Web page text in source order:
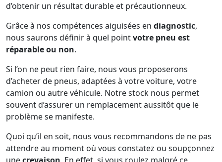
d’obtenir un résultat durable et précautionneux.
Grâce à nos compétences aiguisées en diagnostic,
nous saurons définir à quel pointvotre pneu est
réparable ou non.
Si l’on ne peut rien faire, nous vous proposerons
d’acheter de pneus, adaptées à votre voiture, votre
camion ou autre véhicule. Notre stock nous permet
souvent d’assurer un remplacement aussitôt que le
problème se manifeste.
Quoi qu’il en soit, nous vous recommandons de ne pas
attendre au moment où vous constatez ou soupçonnez